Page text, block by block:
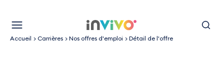
contenu
Menu Retour à la page d'accueil
Accueil
Carrières Nos offres d'emploi Détail de l'offre